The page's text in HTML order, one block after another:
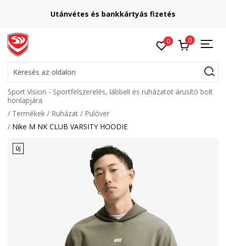
Utánvétes és bankkártyás fizetés
0 0
Keresés az oldalon
Sport Vision - Sportfelszerelés, lábbeli és ruházatot árusító bolt
honlapjára
Termékek
Ruházat
Pulóver
Nike M NK CLUB VARSITY HOODIE
ÚJ